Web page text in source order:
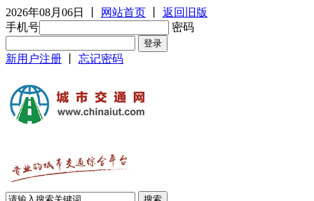
2026年08月06日 网站首页
返回旧版
手机号
密码
新用户注册 忘记密码